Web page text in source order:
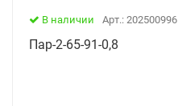
В наличии Арт.: 202500996
Пар-2-65-91-0,8